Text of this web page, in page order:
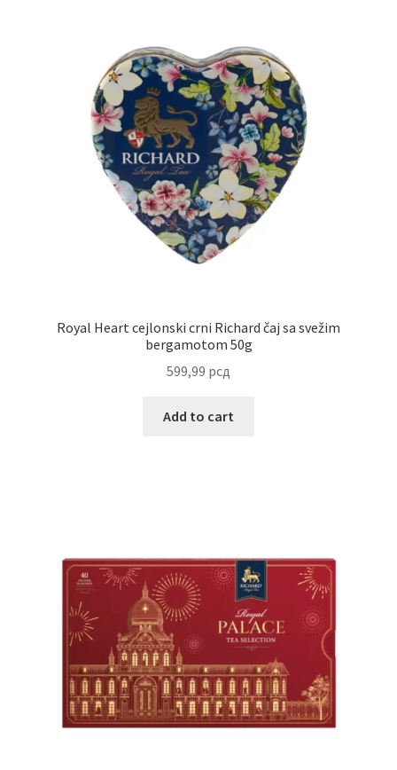
Terms Conditions
Uredjenje doma
Royal Heart cejlonski crni Richard čaj sa svežim
bergamotom 50g
599,99 рсд
Add to cart